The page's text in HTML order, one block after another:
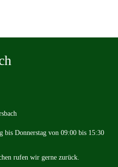
bis Donnerstag von 09:00 bis 15:30
rufen wir gerne zurück.